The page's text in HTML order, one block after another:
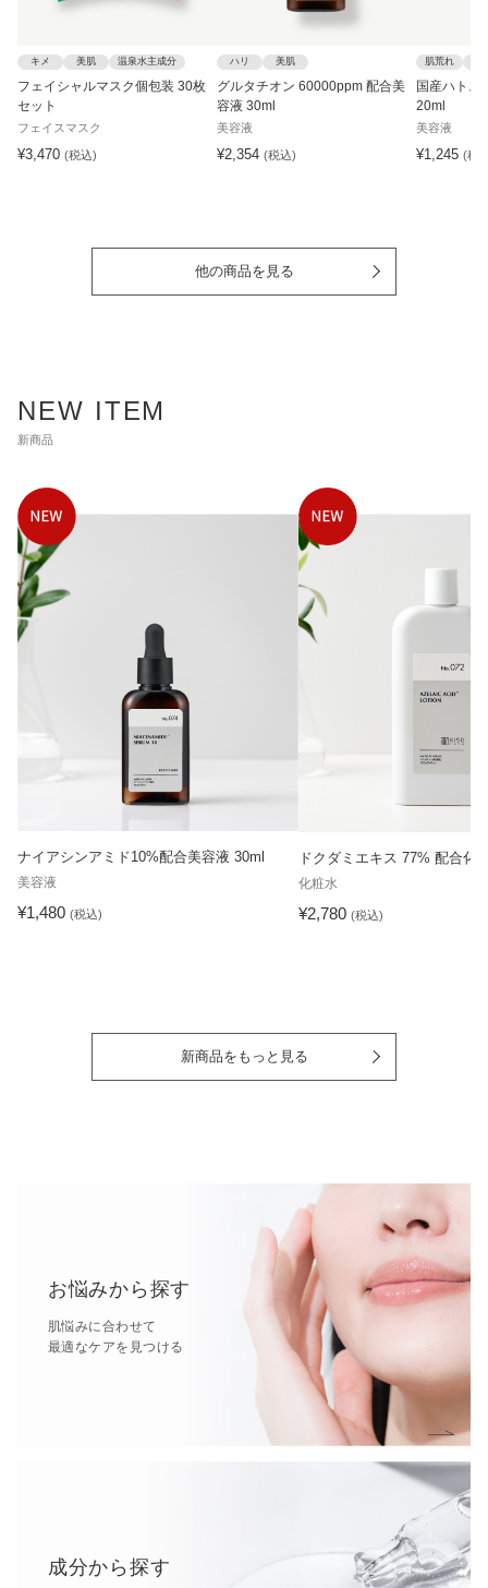
キメ 美肌 温泉水主成分
フェイシャルマスク個包装 30枚
セット
フェイスマスク
¥3,470 (税込)
ハリ 美肌
グルタチオン 60000ppm 配合美
容液 30ml
美容液
¥2,354(税込)
肌荒れ
国産ハトム
20ml
美容液
¥1,245(税
他の商品を見る
NEW ITEM
新商品
ナイアシンアミド10%配合美容液 30ml
美容液
¥1,480 (税込)
ドクダミエキス 77% 配合化
化粧水
¥2,780 (税込)
新商品をもっと見る
お悩みから探す
肌悩みに合わせて
最適なケアを見つける
成分から探す